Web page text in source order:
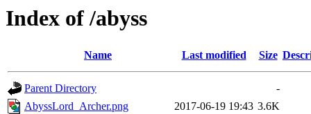
Index of /abyss
Name Last modified Size
Parent Directory
-
AbyssLord_Archer.png
2017-06-19 19:43 3.6K